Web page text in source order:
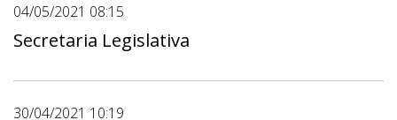
04/05/2021 08:15
Secretaria Legislativa
30/04/2021 10:19